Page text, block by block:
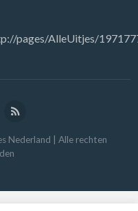
pages/AlleUitjes/
Nederland | Alle rechten